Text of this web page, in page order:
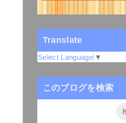
Translate
Select Language ▼
このブログを検索